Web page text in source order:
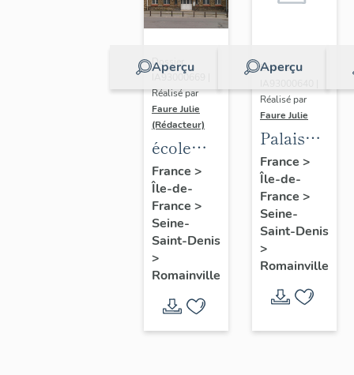
Aperçu
Dossier
IA93000669 |
Réalisé par
Faure Julie
(Rédacteur)
école
primaire
Fraternité-
Aubin
France >
Île-de-
France >
Seine-
Saint-Denis
>
Romainville
Aperçu
Dossier
Réalisé par
Faure Julie
Palais
des fêtes
(Le
Pavillon)
France >
Île-de-
France >
Seine-
Saint-Denis
>
Romainville